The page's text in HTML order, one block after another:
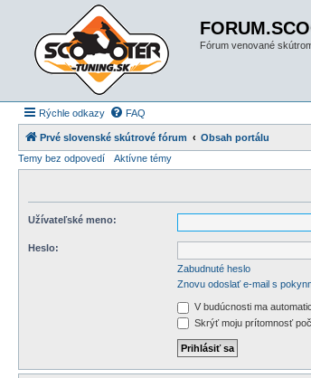
Fórum venované
Rýchle odkazy FAQ
Prvé slovenské skútrové fórum
Obsah portálu
Temy bez odpovedí
Aktívne témy
Užívateľské meno:
Heslo:
Zabudnuté heslo
Znovu odoslať e-mail s
V budúcnosti ma
Skrýť moju prítomnosť